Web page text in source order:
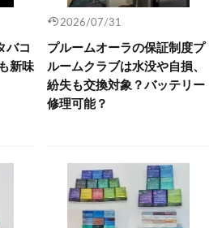
バコ
新味
2026/07/31
プルームオーラの保証制度プ
ルームクラブは水没や自損、
紛失も交換対象？バッテリー
修理可能？